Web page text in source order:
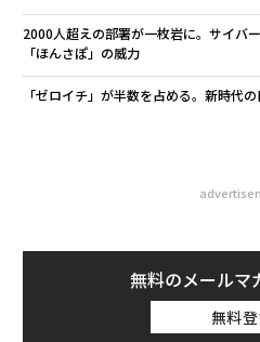
2000人超えの部署が一枚岩に。サイバ
「ほんさぽ」の威力
「ゼロイチ」が半数を占める。新時代
無料のメールマ
無料